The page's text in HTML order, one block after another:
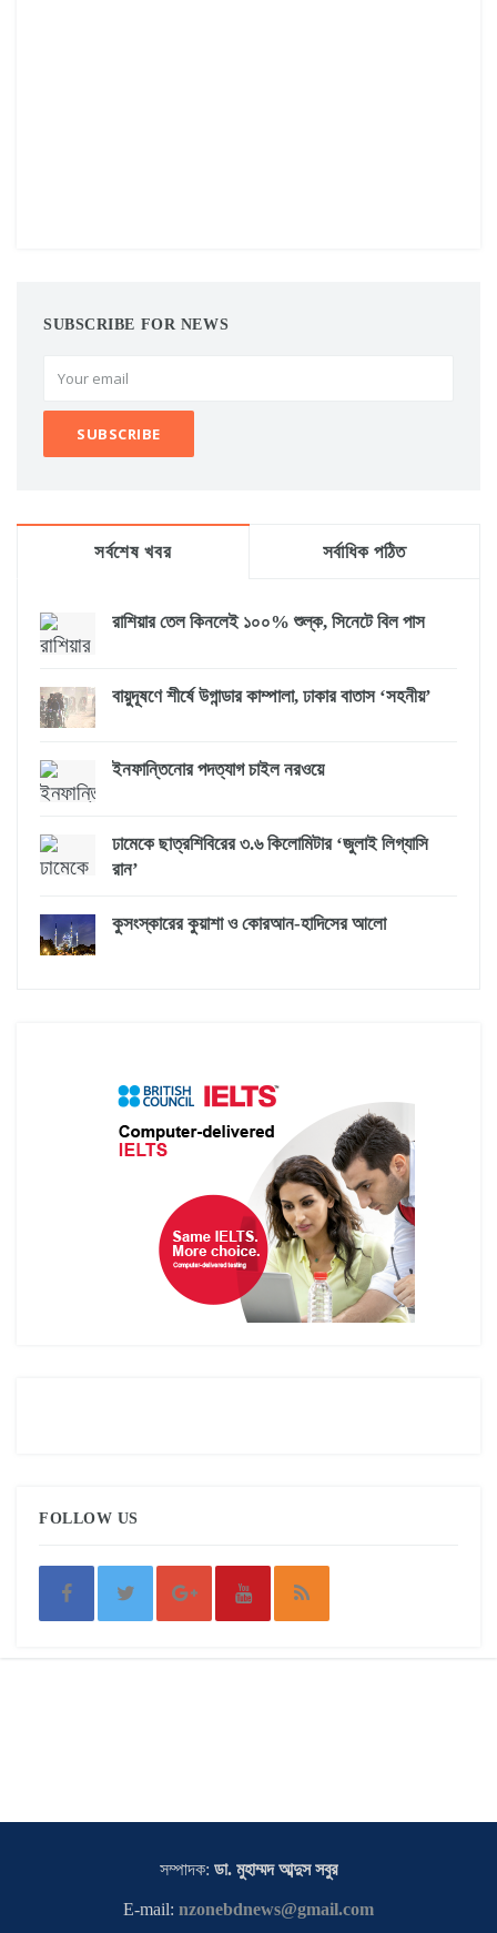
SUBSCRIBE FOR NEWS
সর্বশেষ খবর সর্বাধিক পঠিত
রাশিয়ার তেল কিনলেই ১০০% শুল্ক, সিনেটে বিল পাস
বায়ুদূষণে শীর্ষে উগান্ডার কাম্পালা, ঢাকার বাতাস ‘সহনীয়’
ইনফান্তিনোর পদত্যাগ চাইল নরওয়ে
ঢামেকে ছাত্রশিবিরের ৩.৬ কিলোমিটার ‘জুলাই লিগ্যাসি
রান’
কুসংস্কারের কুয়াশা ও কোরআন-হাদিসের আলো
FOLLOW US
সম্পাদক: ডা. মুহাম্মদ আব্দুস সবুর
E-mail: nzonebdnews@gmail.com